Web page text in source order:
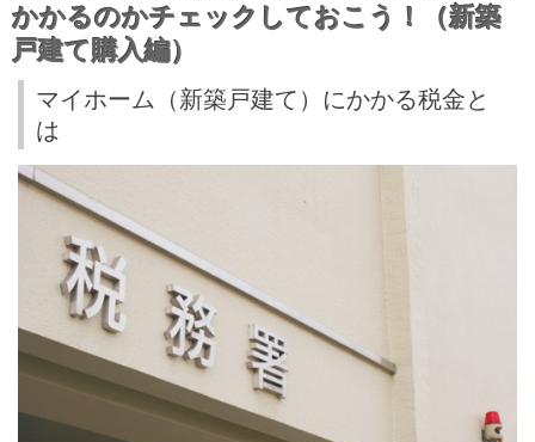
かかるのかチェックしておこう！（新築
戸建て購入編）
マイホーム（新築戸建て）にかかる税金と
は